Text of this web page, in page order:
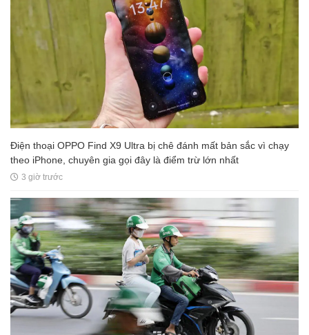
Điện thoại OPPO Find X9 Ultra bị chê đánh mất bản sắc vì chạy
theo iPhone, chuyên gia gọi đây là điểm trừ lớn nhất
3 giờ trước